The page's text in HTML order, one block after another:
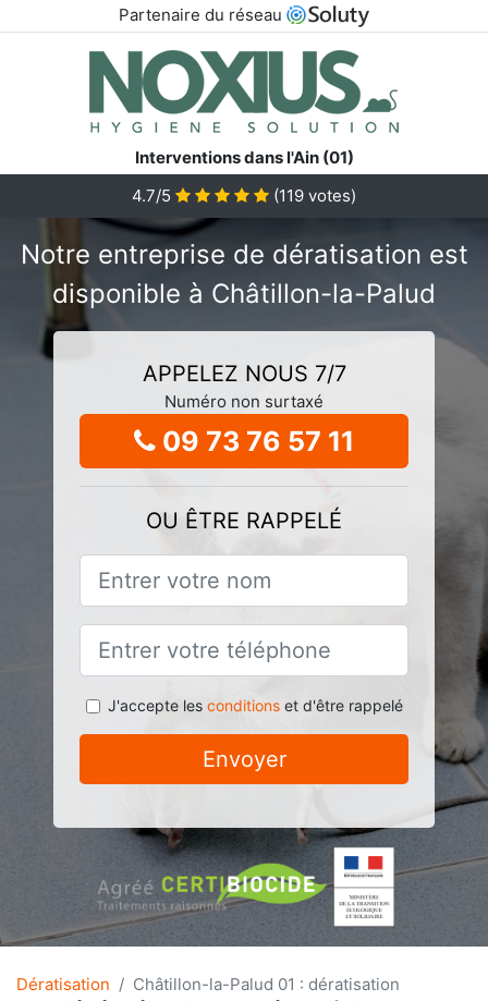
Partenaire du réseau
Interventions dans l'Ain (01)
4.7/5
(119 votes)
Notre entreprise de dératisation est
disponible à Châtillon-la-Palud
APPELEZ NOUS 7/7
Numéro non surtaxé
09 73 76 57 11
OU ÊTRE RAPPELÉ
J'accepte les conditionset d'être rappelé
Envoyer
Dératisation Châtillon-la-Palud 01 : dératisation